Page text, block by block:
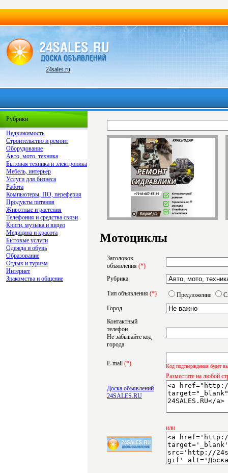
24sales.ru
Рубрики
Недвижимость
Строительство и ремонт
Оборудование
Авто, мото, техника
Бытовая техника и электроника
Мебель, интерьер
Услуги для бизнеса
Работа
Компьютеры, ПО, переферия
Продукты питания
Животные и растения
Телефония и средства связи
Книги, музыка и видео
Медицина и красота
Бытовые услуги
Одежда и обувь
Образование
Отдых и туризм
Интернет
Знакомства и общение
Мотоциклы
Заголовок
объявления (*)
Рубрика
Тип объявления (*) Предложение
Город
Контактный
телефон
Не забывайте код
города
E-mail (*) Код подтверждения будет
Доска объявлений
24SALES.RU
Разместите на любой
или